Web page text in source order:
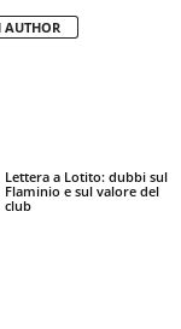
AUTHOR
Lettera a Lotito: dubbi sul
Flaminio e sul valore del
club